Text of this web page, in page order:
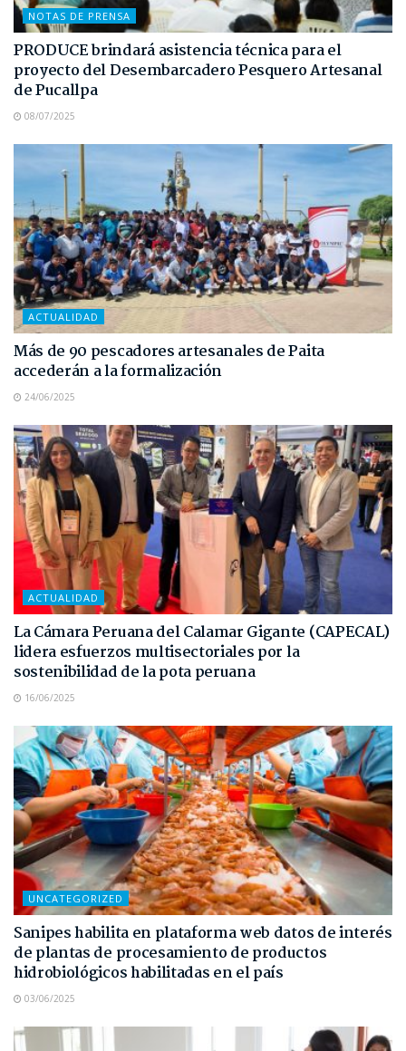
NOTAS DE PRENSA
PRODUCE brindará asistencia técnica para el
proyecto del Desembarcadero Pesquero Artesanal
de Pucallpa
08/07/2025
ACTUALIDAD
Más de 90 pescadores artesanales de Paita
accederán a la formalización
24/06/2025
ACTUALIDAD
La Cámara Peruana del Calamar Gigante (CAPECAL)
lidera esfuerzos multisectoriales por la
sostenibilidad de la pota peruana
16/06/2025
UNCATEGORIZED
Sanipes habilita en plataforma web datos de interés
de plantas de procesamiento de productos
hidrobiológicos habilitadas en el país
03/06/2025